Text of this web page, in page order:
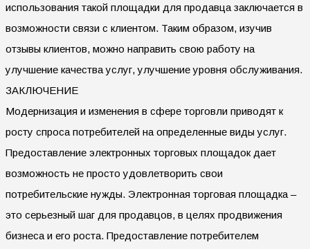
использования такой площадки для продавца заключается в
возможности связи с клиентом. Таким образом, изучив
отзывы клиентов, можно направить свою работу на
улучшение качества услуг, улучшение уровня обслуживания.
ЗАКЛЮЧЕНИЕ
Модернизация и изменения в сфере торговли приводят к
росту спроса потребителей на определенные виды услуг.
Предоставление электронных торговых площадок дает
возможность не просто удовлетворить свои
потребительские нужды. Электронная торговая площадка –
это серьезный шаг для продавцов, в целях продвижения
бизнеса и его роста. Предоставление потребителем